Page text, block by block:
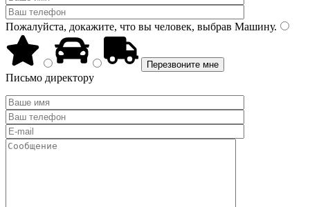
Пожалуйста, докажите, что вы человек, выбрав Машину.
Письмо директору